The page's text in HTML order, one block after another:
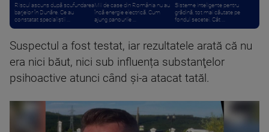
Riscul ascuns după scufundarea
barjelor în Dunăre. Ce au
constatat specialiștii ...
Mii de case din România nu au
încă energie electrică. Cum
ajung panourile ...
Sisteme inteligente pentru
grădină, tot mai căutate pe
fondul secetei. Cât ...
Suspectul a fost testat, iar rezultatele arată că nu
era nici băut, nici sub influența substanţelor
psihoactive atunci când și-a atacat tatăl.